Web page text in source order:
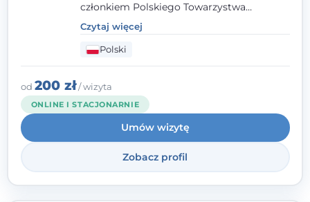
członkiem Polskiego Towarzystwa
Psychoterapii Psychodynamicznej. W
mojej pracy zawodowej kładę duży nacisk
na uważne słuchanie Pacjenta. Interesuje
mnie szczególnie psychoterapia zaburzeń
osobowości, zaburzeń nerwicowych i
lękowych, a także zagadnienia związane z
małżeństwem i rodziną, w tym problemy w
relacjach rodzinnych. Nie specjalizuję się w
uzależnieniach.
Czytaj więcej
Polski
od 200 zł/ wizyta
ONLINE I STACJONARNIE
Umów wizytę
Zobacz profil